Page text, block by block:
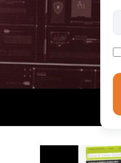
Protección de Datos
Este curso
la gestión de los